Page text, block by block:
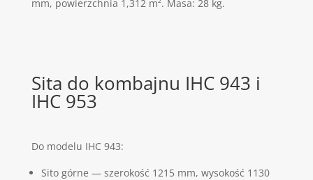
mm, powierzchnia 1,312 m². Masa: 28 kg.
Sita do kombajnu IHC 943 i
IHC 953
Do modelu IHC 943:
Sito górne — szerokość 1215 mm, wysokość 1130